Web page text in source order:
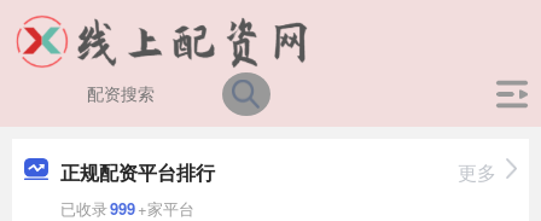
正规配资平台排行
已收录999+家平台
更多